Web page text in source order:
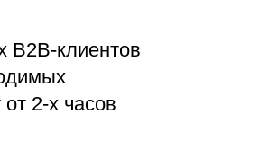
B2B-клиентов
от 2-х часов